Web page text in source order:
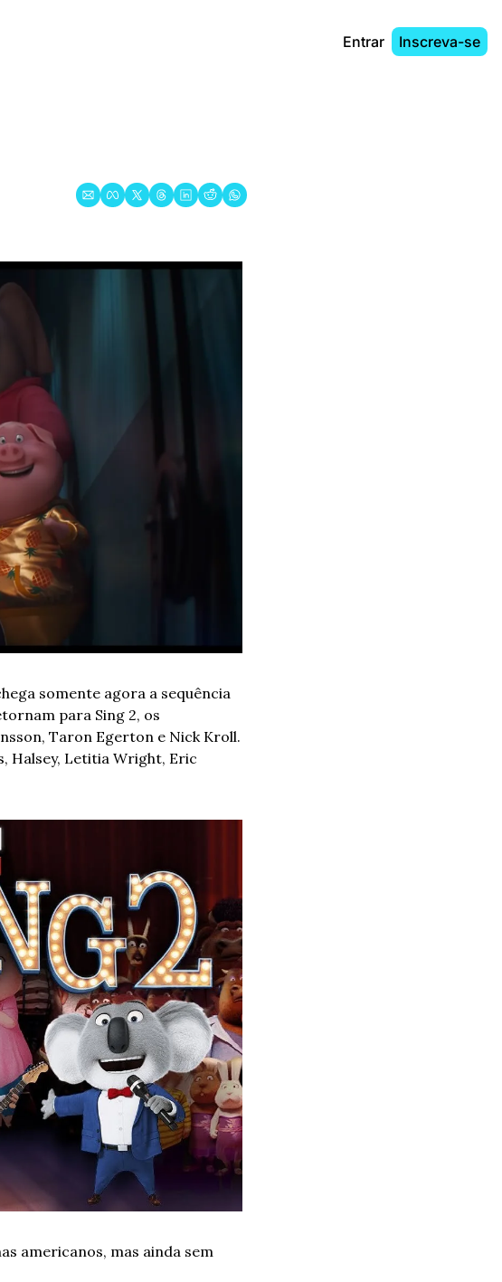
Entrar Inscreva-se
somente agora a sequência
para Sing 2, os
Taron Egerton e Nick Kroll.
Halsey, Letitia Wright, Eric
americanos, mas ainda sem